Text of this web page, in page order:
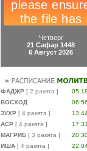
Четверг
21 Сафар 1448
6 Август 2026
ФАДЖР [ 2 ракята ]
05:18
ВОСХОД
06:56
ЗУХР [ 4 ракята ]
АСР [ 4 ракята ]
17:31
МАГРИБ [ 3 ракята ]
ИША [ 4 ракята ]